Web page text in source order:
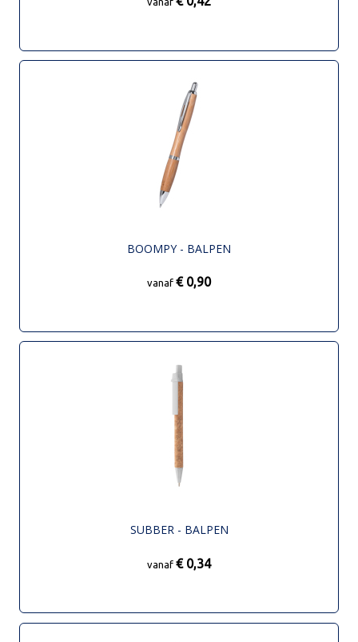
BOOMPY - BALPEN
vanaf € 0,90
SUBBER - BALPEN
vanaf € 0,34